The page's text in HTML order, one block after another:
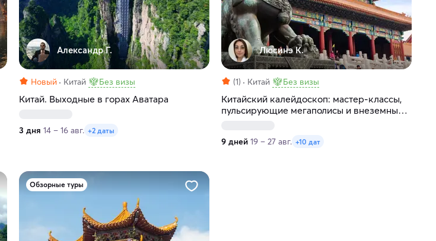
Александр Г.
Новый Китай Без визы
Китай. Выходные в горах Аватара
3 дня 14 – 16 авг. +2 даты
Люсинэ К.
(1) Китай Без визы
Китайский калейдоскоп: мастер-классы,
пульсирующие мегаполисы и внеземные
9 дней 19 – 27 авг. +10 дат
Обзорные туры